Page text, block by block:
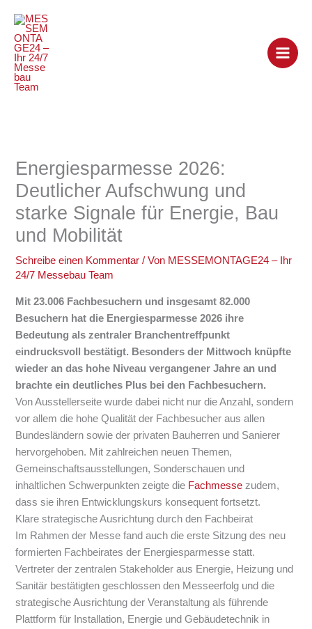
Inhalt
springen
Energiesparmesse 2026:
Deutlicher Aufschwung und
starke Signale für Energie, Bau
und Mobilität
Schreibe einen Kommentar / Von MESSEMONTAGE24 – Ihr
24/7 Messebau Team
Mit 23.006 Fachbesuchern und insgesamt 82.000
Besuchern hat die Energiesparmesse 2026 ihre
Bedeutung als zentraler Branchentreffpunkt
eindrucksvoll bestätigt. Besonders der Mittwoch knüpfte
wieder an das hohe Niveau vergangener Jahre an und
brachte ein deutliches Plus bei den Fachbesuchern.
Von Ausstellerseite wurde dabei nicht nur die Anzahl, sondern
vor allem die hohe Qualität der Fachbesucher aus allen
Bundesländern sowie der privaten Bauherren und Sanierer
hervorgehoben. Mit zahlreichen neuen Themen,
Gemeinschaftsausstellungen, Sonderschauen und
inhaltlichen Schwerpunkten zeigte die Fachmesse zudem,
dass sie ihren Entwicklungskurs konsequent fortsetzt.
Klare strategische Ausrichtung durch den Fachbeirat
Im Rahmen der Messe fand auch die erste Sitzung des neu
formierten Fachbeirates der Energiesparmesse statt.
Vertreter der zentralen Stakeholder aus Energie, Heizung und
Sanitär bestätigten geschlossen den Messeerfolg und die
strategische Ausrichtung der Veranstaltung als führende
Plattform für Installation, Energie und Gebäudetechnik in